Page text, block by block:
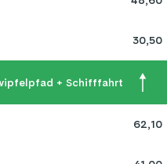
30,50
+ Schifffahrt
62,10